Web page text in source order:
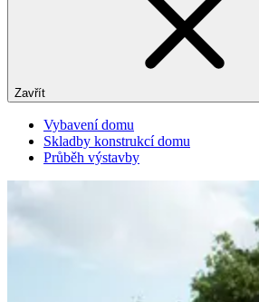
Zavřít
Vybavení domu
Skladby konstrukcí domu
Průběh výstavby